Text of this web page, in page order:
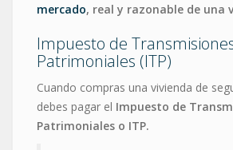
mercado, real y razonable de una
Impuesto de
Patrimoniales (ITP)
Cuando compras una vivienda de
debes pagar el Impuesto de
Patrimoniales o ITP.